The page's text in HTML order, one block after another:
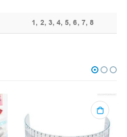
1, 2, 3, 4, 5, 6, 7, 8